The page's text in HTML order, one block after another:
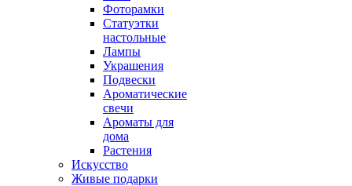
Фоторамки
Статуэтки
настольные
Лампы
Украшения
Подвески
Ароматические
свечи
Ароматы для
дома
Растения
Искусство
Живые подарки